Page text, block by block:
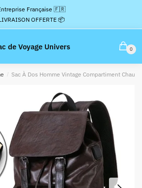
Française 🇫🇷
OFFERTE 📦
de Voyage Univers 0
/ Sac À Dos Homme Vintage Compartiment